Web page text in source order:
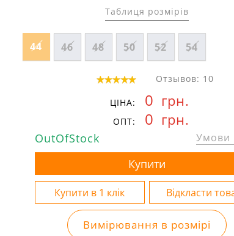
Таблиця розмірів
44 46 48 50 52 54
Отзывов: 10
ЦІНА: 0 грн.
ОПТ: 0 грн.
OutOfStock Умови
Вимірювання в розмірі